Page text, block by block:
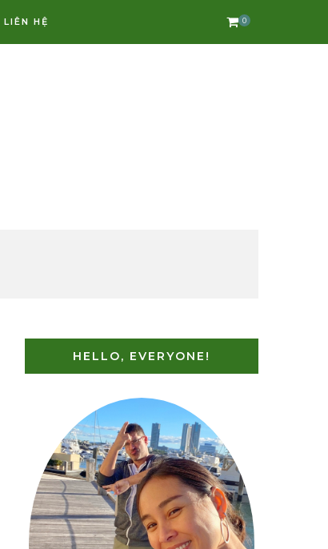
LIÊN HỆ 0
HELLO, EVERYONE!